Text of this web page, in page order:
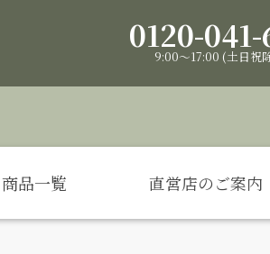
0120-
9:00～17:00 (土日祝
商品一覧 直営店のご案内